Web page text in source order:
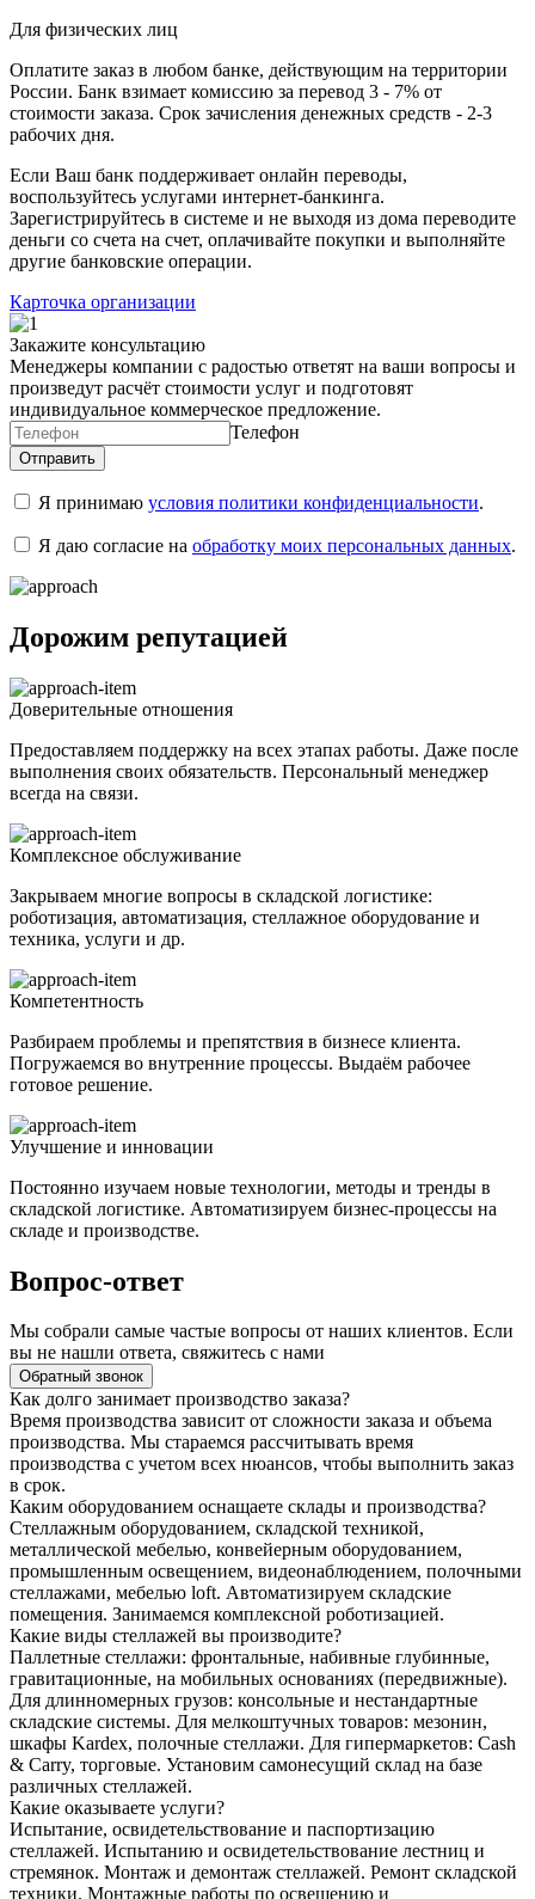
Для физических лиц
Оплатите заказ в любом банке, действующим на территории
России. Банк взимает комиссию за перевод 3 - 7% от
стоимости заказа. Срок зачисления денежных средств - 2-3
рабочих дня.
Если Ваш банк поддерживает онлайн переводы,
воспользуйтесь услугами интернет-банкинга.
Зарегистрируйтесь в системе и не выходя из дома переводите
деньги со счета на счет, оплачивайте покупки и выполняйте
другие банковские операции.
Карточка организации
Закажите консультацию
Менеджеры компании с радостью ответят на ваши вопросы и
произведут расчёт стоимости услуг и подготовят
индивидуальное коммерческое предложение.
Телефон
Я принимаю условия политики конфиденциальности.
Я даю согласие на обработку моих персональных данных.
Дорожим репутацией
Доверительные отношения
Предоставляем поддержку на всех этапах работы. Даже после
выполнения своих обязательств. Персональный менеджер
всегда на связи.
Комплексное обслуживание
Закрываем многие вопросы в складской логистике:
роботизация, автоматизация, стеллажное оборудование и
техника, услуги и др.
Компетентность
Разбираем проблемы и препятствия в бизнесе клиента.
Погружаемся во внутренние процессы. Выдаём рабочее
готовое решение.
Улучшение и инновации
Постоянно изучаем новые технологии, методы и тренды в
складской логистике. Автоматизируем бизнес-процессы на
складе и производстве.
Вопрос-ответ
Мы собрали самые частые вопросы от наших клиентов. Если
вы не нашли ответа, свяжитесь с нами
Обратный звонок
Как долго занимает производство заказа?
Время производства зависит от сложности заказа и объема
производства. Мы стараемся рассчитывать время
производства с учетом всех нюансов, чтобы выполнить заказ
в срок.
Каким оборудованием оснащаете склады и производства?
Стеллажным оборудованием, складской техникой,
металлической мебелью, конвейерным оборудованием,
промышленным освещением, видеонаблюдением, полочными
стеллажами, мебелью loft. Автоматизируем складские
помещения. Занимаемся комплексной роботизацией.
Какие виды стеллажей вы производите?
Паллетные стеллажи: фронтальные, набивные глубинные,
гравитационные, на мобильных основаниях (передвижные).
Для длинномерных грузов: консольные и нестандартные
складские системы. Для мелкоштучных товаров: мезонин,
шкафы Kardex, полочные стеллажи. Для гипермаркетов: Cash
& Carry, торговые. Установим самонесущий склад на базе
различных стеллажей.
Какие оказываете услуги?
Испытание, освидетельствование и паспортизацию
стеллажей. Испытанию и освидетельствование лестниц и
стремянок. Монтаж и демонтаж стеллажей. Ремонт складской
техники. Монтажные работы по освещению и